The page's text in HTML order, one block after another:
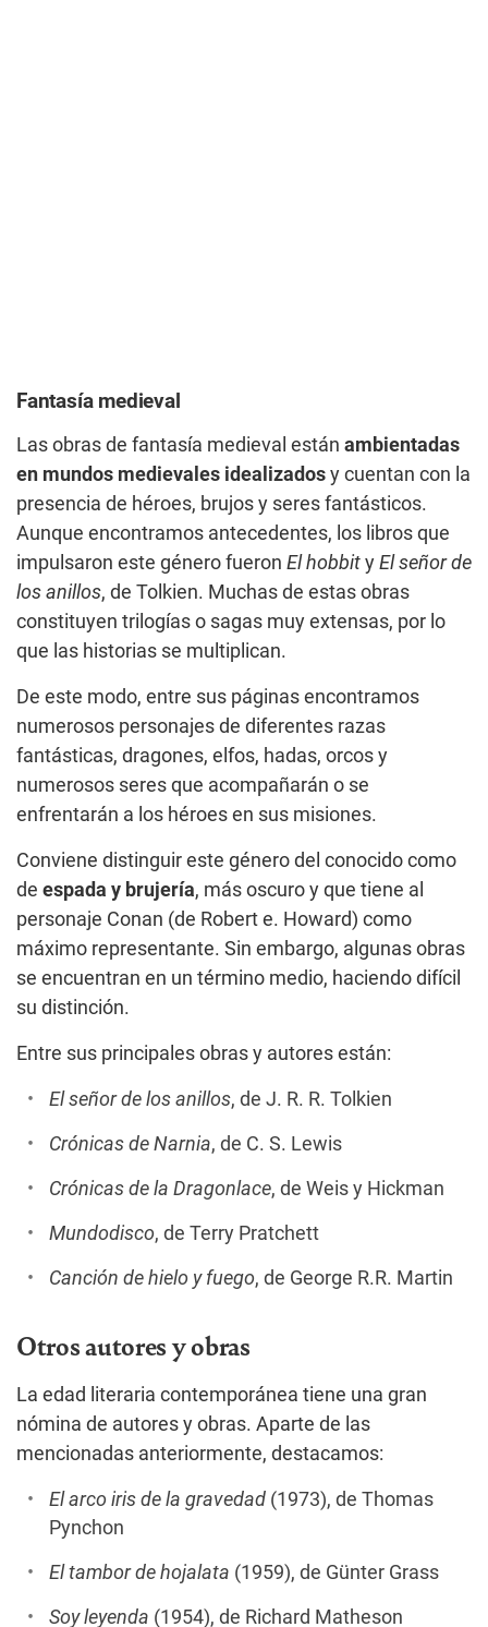
Fantasía medieval
Las obras de fantasía medieval están ambientadas
en mundos medievales idealizados y cuentan con la
presencia de héroes, brujos y seres fantásticos.
Aunque encontramos antecedentes, los libros que
impulsaron este género fueron El hobbit y El señor de
los anillos, de Tolkien. Muchas de estas obras
constituyen trilogías o sagas muy extensas, por lo
que las historias se multiplican.
De este modo, entre sus páginas encontramos
numerosos personajes de diferentes razas
fantásticas, dragones, elfos, hadas, orcos y
numerosos seres que acompañarán o se
enfrentarán a los héroes en sus misiones.
Conviene distinguir este género del conocido como
de espada y brujería, más oscuro y que tiene al
personaje Conan (de Robert e. Howard) como
máximo representante. Sin embargo, algunas obras
se encuentran en un término medio, haciendo difícil
su distinción.
Entre sus principales obras y autores están:
El señor de los anillos, de J. R. R. Tolkien
Crónicas de Narnia, de C. S. Lewis
Crónicas de la Dragonlace, de Weis y Hickman
Mundodisco, de Terry Pratchett
Canción de hielo y fuego, de George R.R. Martin
Otros autores y obras
La edad literaria contemporánea tiene una gran
nómina de autores y obras. Aparte de las
mencionadas anteriormente, destacamos:
El arco iris de la gravedad (1973), de Thomas
Pynchon
El tambor de hojalata (1959), de Günter Grass
Soy leyenda (1954), de Richard Matheson